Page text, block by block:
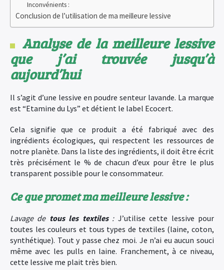
Inconvénients :
Conclusion de l’utilisation de ma meilleure lessive
Analyse de la meilleure lessive
que j’ai trouvée jusqu’à
aujourd’hui
Il s’agit d’une lessive en poudre senteur lavande. La marque
est “Etamine du Lys” et détient le label Ecocert.
Cela signifie que ce produit a été fabriqué avec des
ingrédients écologiques, qui respectent les ressources de
notre planète. Dans la liste des ingrédients, il doit être écrit
très précisément le % de chacun d’eux pour être le plus
transparent possible pour le consommateur.
Ce que promet ma meilleure lessive :
Lavage de tous les textiles:J’utilise cette lessive pour
toutes les couleurs et tous types de textiles (laine, coton,
synthétique). Tout y passe chez moi. Je n’ai eu aucun souci
même avec les pulls en laine. Franchement, à ce niveau,
cette lessive me plait très bien.